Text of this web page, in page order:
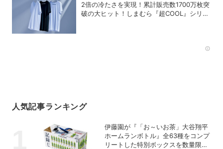
2倍の冷たさを実現！累計販売数1700万枚突
破の大ヒット！しまむら『超COOL』シリー
人気記事ランキング
伊藤園が『「お～いお茶」大谷翔平
ホームランボトル』全63種をコンプ
リートした特別ボックスを数量限定